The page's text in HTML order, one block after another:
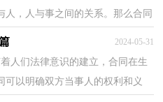
，人与事之间的关系。那么合同
恼吧，以下是小编精心...
2024-05-31
人们法律意识的建立，合同在生
可以明确双方当事人的权利和义